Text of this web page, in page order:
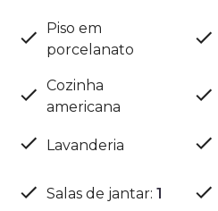
Piso em
porcelanato
Cozinha
americana
Lavanderia
Salas de jantar: 1